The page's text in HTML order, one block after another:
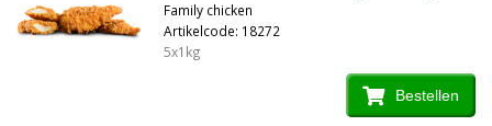
Family chicken
Artikelcode: 18272
5x1kg
Bestellen